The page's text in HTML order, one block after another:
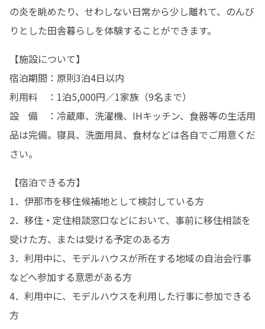
の炎を眺めたり、せわしない日常から少し離れて、のんび
りとした田舎暮らしを体験することができます。
【施設について】
宿泊期間：原則3泊4日以内
利用料　：1泊5,000円／1家族（9名まで）
設　備　：冷蔵庫、洗濯機、IHキッチン、食器等の生活用
品は完備。寝具、洗面用具、食材などは各自でご用意くだ
さい。
【宿泊できる方】
1．伊那市を移住候補地として検討している方
2．移住・定住相談窓口などにおいて、事前に移住相談を
受けた方、または受ける予定のある方
3．利用中に、モデルハウスが所在する地域の自治会行事
などへ参加する意思がある方
4．利用中に、モデルハウスを利用した行事に参加できる
方